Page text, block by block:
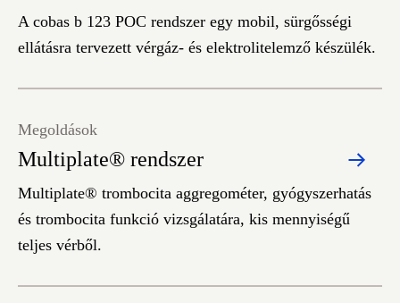
A cobas b 123 POC rendszer egy mobil, sürgősségi
ellátásra tervezett vérgáz- és elektrolitelemző készülék.
Multiplate® rendszer
Megoldások
Multiplate® trombocita aggregométer, gyógyszerhatás
és trombocita funkció vizsgálatára, kis mennyiségű
teljes vérből.